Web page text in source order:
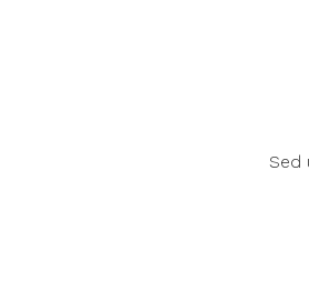
Sed